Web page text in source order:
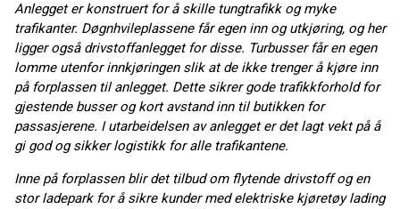
Anlegget er konstruert for å skille tungtrafikk og myke
trafikanter. Døgnhvileplassene får egen inn og utkjøring, og her
ligger også drivstoffanlegget for disse. Turbusser får en egen
lomme utenfor innkjøringen slik at de ikke trenger å kjøre inn
på forplassen til anlegget. Dette sikrer gode trafikkforhold for
gjestende busser og kort avstand inn til butikken for
passasjerene. I utarbeidelsen av anlegget er det lagt vekt på å
gi god og sikker logistikk for alle trafikantene.
Inne på forplassen blir det tilbud om flytende drivstoff og en
stor ladepark for å sikre kunder med elektriske kjøretøy lading